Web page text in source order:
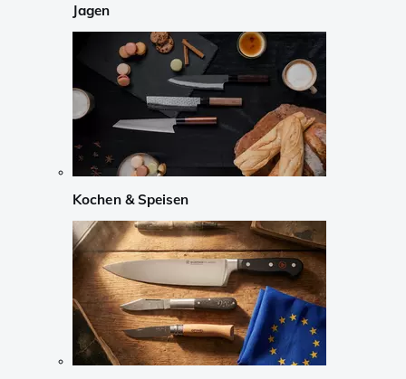
Jagen
Kochen & Speisen